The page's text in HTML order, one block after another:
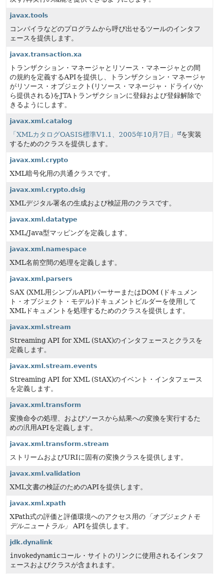
javax.tools
コンパイラなどのプログラムから呼び出せるツールのインタフ
ェースを提供します。
javax.transaction.xa
トランザクション・マネージャとリソース・マネージャとの間
の規約を定義するAPIを提供し、トランザクション・マネージャ
がリソース・オブジェクト(リソース・マネージャ・ドライバか
ら提供される)をJTAトランザクションに登録および登録解除で
きるようにします。
javax.xml.catalog
「XMLカタログOASIS標準V1.1、2005年10月7日」
を実装
するためのクラスを提供します。
javax.xml.crypto
XML暗号化用の共通クラスです。
javax.xml.crypto.dsig
XMLデジタル署名の生成および検証用のクラスです。
javax.xml.datatype
XML/Java型マッピングを定義します。
javax.xml.namespace
XML名前空間の処理を定義します。
javax.xml.parsers
SAX (XML用シンプルAPI)パーサーまたはDOM (ドキュメン
ト・オブジェクト・モデル)ドキュメントビルダーを使用して
XMLドキュメントを処理するためのクラスを提供します。
javax.xml.stream
Streaming API for XML (StAX)のインタフェースとクラスを
定義します。
javax.xml.stream.events
Streaming API for XML (StAX)のイベント・インタフェース
を定義します。
javax.xml.transform
変換命令の処理、およびソースから結果への変換を実行するた
めの汎用APIを定義します。
javax.xml.transform.stream
ストリームおよびURIに固有の変換クラスを提供します。
javax.xml.validation
XML文書の検証のためのAPIを提供します。
javax.xml.xpath
XPath式の評価と評価環境へのアクセス用の 「オブジェクトモ
デルニュートラル」
APIを提供します。
jdk.dynalink
invokedynamicコール・サイトのリンクに使用されるインタフ
ェースおよびクラスが含まれます。